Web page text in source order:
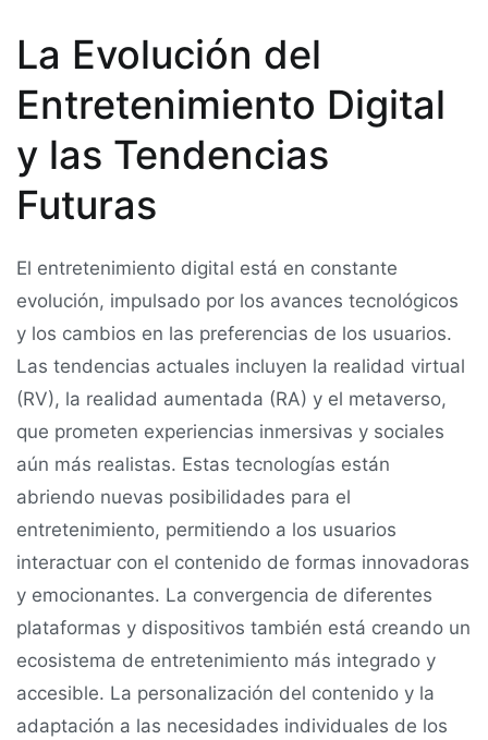
La Evolución del
Entretenimiento Digital
y las Tendencias
Futuras
El entretenimiento digital está en constante
evolución, impulsado por los avances tecnológicos
y los cambios en las preferencias de los usuarios.
Las tendencias actuales incluyen la realidad virtual
(RV), la realidad aumentada (RA) y el metaverso,
que prometen experiencias inmersivas y sociales
aún más realistas. Estas tecnologías están
abriendo nuevas posibilidades para el
entretenimiento, permitiendo a los usuarios
interactuar con el contenido de formas innovadoras
y emocionantes. La convergencia de diferentes
plataformas y dispositivos también está creando un
ecosistema de entretenimiento más integrado y
accesible. La personalización del contenido y la
adaptación a las necesidades individuales de los